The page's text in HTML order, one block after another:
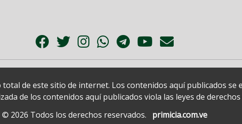
de este sitio de internet. Los contenidos aquí publicados
de los contenidos aquí publicados viola las leyes de
© 2026 Todos los derechos reservados.
primicia.com.ve